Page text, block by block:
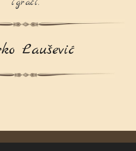
Laušević